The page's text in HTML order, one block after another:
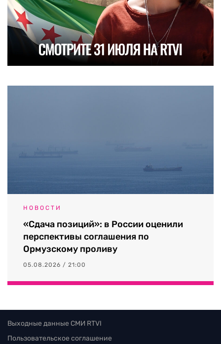
НОВОСТИ
«Сдача позиций»: в России оценили
перспективы соглашения по
Ормузскому проливу
05.08.2026 / 21:00
Выходные данные СМИ RTVI
Пользовательское соглашение